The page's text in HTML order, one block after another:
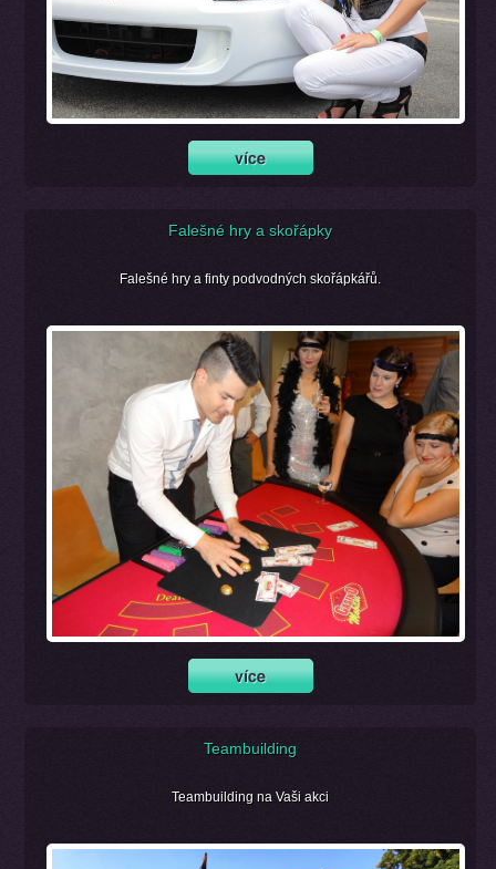
Falešné hry a skořápky
Falešné hry a finty podvodných skořápkářů.
Teambuilding
Teambuilding na Vaši akci